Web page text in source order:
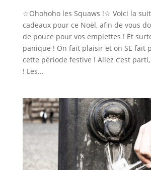
☆Ohohoho les Squaws !☆ Voici la
cadeaux pour ce Noël, afin de vous
de pouce pour vos emplettes ! Et
panique ! On fait plaisir et on SE fait
cette période festive ! Allez c’est
! Les...